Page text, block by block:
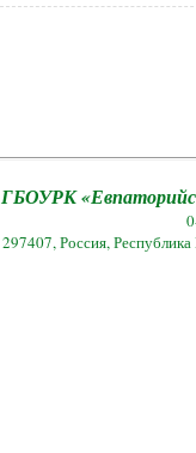
ГБОУРК
297407, Россия,